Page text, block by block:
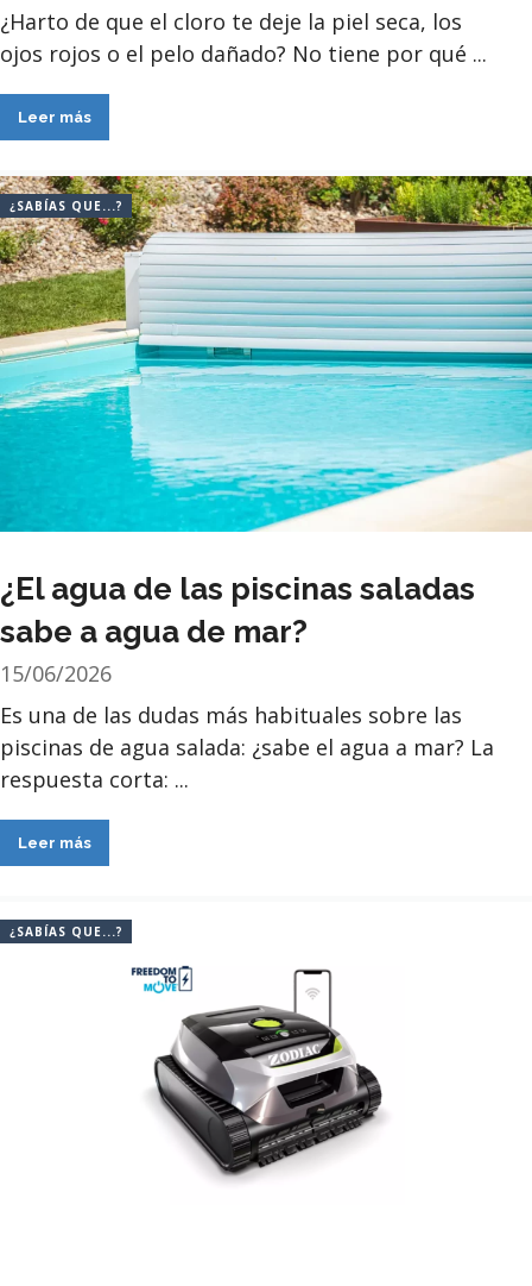
¿Harto de que el cloro te deje la piel seca, los
ojos rojos o el pelo dañado? No tiene por qué ...
Leer más
¿SABÍAS QUE...?
¿El agua de las piscinas saladas
sabe a agua de mar?
15/06/2026
Es una de las dudas más habituales sobre las
piscinas de agua salada: ¿sabe el agua a mar? La
respuesta corta: ...
Leer más
¿SABÍAS QUE...?